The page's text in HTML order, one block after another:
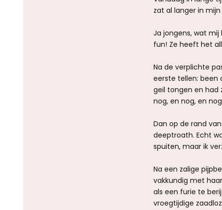
zat al langer in
Ja jongens, wat
fun! Ze heeft het
Na de verplichte
eerste tellen: been
geil tongen en had
nog, en nog, en
Dan op de rand
deeptroath. Echt
spuiten, maar ik
Na een zalige
vakkundig met
als een furie te
vroegtijdige